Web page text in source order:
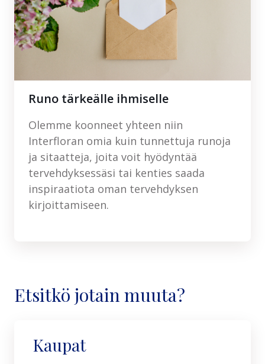
Runo tärkeälle ihmiselle
Olemme koonneet yhteen niin
Interfloran omia kuin tunnettuja runoja
ja sitaatteja, joita voit hyödyntää
tervehdyksessäsi tai kenties saada
inspiraatiota oman tervehdyksen
kirjoittamiseen.
Etsitkö jotain muuta?
Kaupat